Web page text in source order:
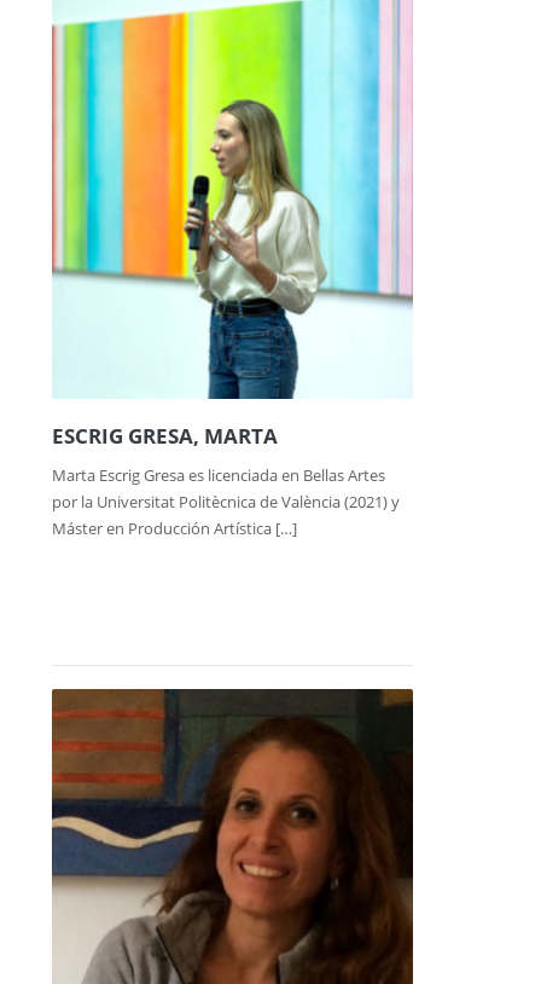
ESCRIG GRESA, MARTA
Marta Escrig Gresa es licenciada en Bellas Artes
por la Universitat Politècnica de València (2021) y
Máster en Producción Artística […]